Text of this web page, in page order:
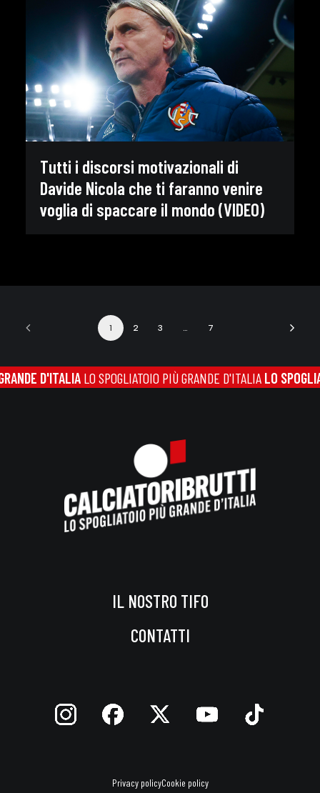
Tutti i discorsi motivazionali di
Davide Nicola che ti faranno venire
voglia di spaccare il mondo (VIDEO)
1 2 3 7
D'ITALIALO SPOGLIATOIO PIÙ GRANDE D'ITALIALO SPOGLIATOIO
IL NOSTRO TIFO
CONTATTI
Privacy policyCookie policy